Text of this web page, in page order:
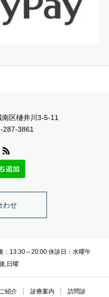
区樋井川3-5-11
287-3861
わせ
：13:30～20:00 休診日：水曜午
,日曜
紹介 診療案内 訪問診